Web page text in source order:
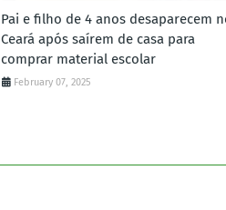
Pai e filho de 4 anos desaparecem
Ceará após saírem de casa para
comprar material escolar
February 07, 2025